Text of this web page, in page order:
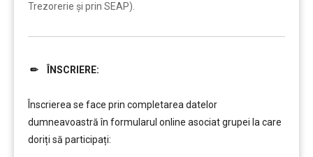
Trezorerie și prin SEAP).
✏ ÎNSCRIERE:
Înscrierea se face prin completarea datelor
dumneavoastră în formularul online asociat grupei la care
doriți să participați: